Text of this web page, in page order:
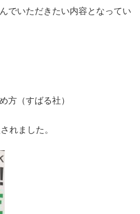
でいただきたい内容となってい
方（すばる社）
れました。